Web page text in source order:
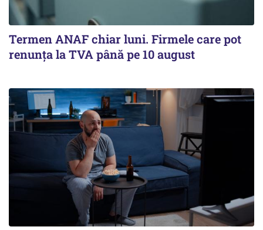
Termen ANAF chiar luni. Firmele care pot
renunța la TVA până pe 10 august